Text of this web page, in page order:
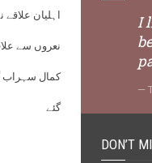
اہلیان
نعروں سے
گئے
I
DON’T